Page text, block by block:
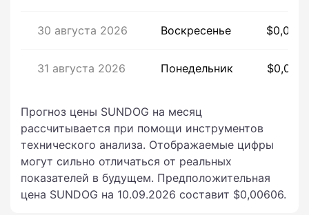
30 августа 2026 Воскресенье
31 августа 2026 Понедельник
Прогноз цены SUNDOG на месяц
рассчитывается при помощи инструментов
технического анализа. Отображаемые цифры
могут сильно отличаться от реальных
показателей в будущем. Предположительная
цена SUNDOG на 10.09.2026 составит $0,00606.